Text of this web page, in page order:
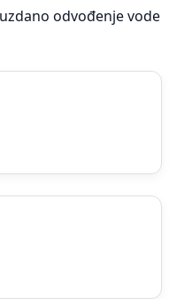
odvođenje vode